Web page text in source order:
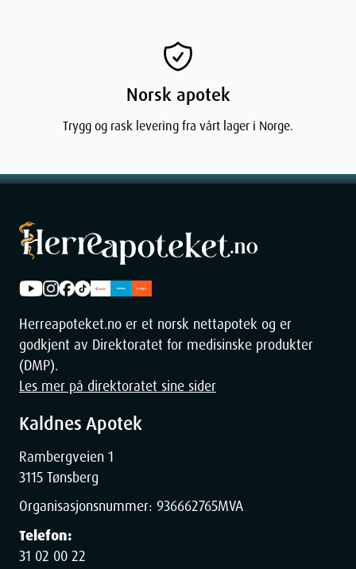
Norsk apotek
Trygg og rask levering fra vårt lager i Norge.
Herreapoteket.no er et norsk nettapotek og er
godkjent av Direktoratet for medisinske produkter
(DMP).
Les mer på direktoratet sine sider
Kaldnes Apotek
Rambergveien 1
3115 Tønsberg
Organisasjonsnummer: 936662765MVA
Telefon:
31 02 00 22